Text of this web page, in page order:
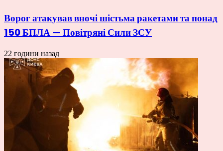
Ворог атакував вночі шістьма ракетами та понад
150 БПЛА — Повітряні Сили ЗСУ
22 години назад